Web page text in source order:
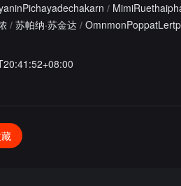
/
/ 苏帕纳·苏金达 /